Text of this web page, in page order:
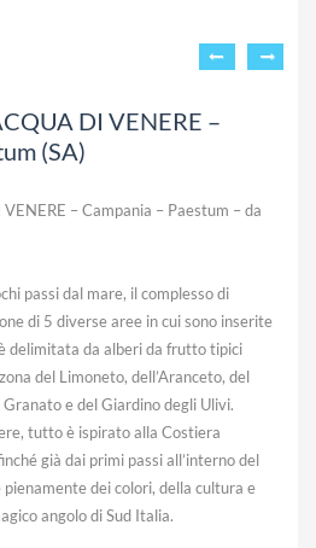
DI VENERE –
(SA)
– Campania – Paestum – da
passi dal mare, il complesso di
di 5 diverse aree in cui sono inserite
delimitata da alberi da frutto tipici
del Limoneto, dell’Aranceto, del
e del Giardino degli Ulivi.
tutto è ispirato alla Costiera
già dai primi passi all’interno del
dei colori, della cultura e
angolo di Sud Italia.